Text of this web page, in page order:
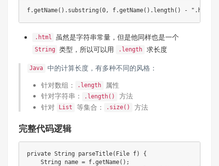
f.getName( ) . substring (0 , f.getName( ) . length( ) - ".html"
.html 虽然是字符串常量，但是他同样也是一个
String 类型，所以可以用 .length 求长度
Java 中的计算长度，有多种不同的风格：
针对数组： .length
属性
针对字符串：
.length()
方法
针对
List 等集合： .size() 方法
完整代码逻辑
private String parseTitle( File f)
{
String name = f.getName( ) ;